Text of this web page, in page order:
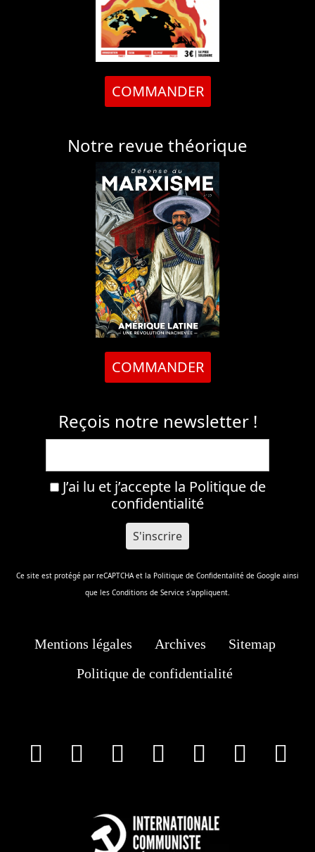
COMMANDER
Notre revue théorique
COMMANDER
Reçois notre newsletter !
J’ai lu et j’accepte la Politique de
confidentialité
Ce site est protégé par reCAPTCHA et la Politique de Confidentalité de Google ainsi
que les Conditions de Service s'appliquent.
Mentions légales Archives
Sitemap
Politique de confidentialité
facebookInstagram
Youtube
Tik Tok